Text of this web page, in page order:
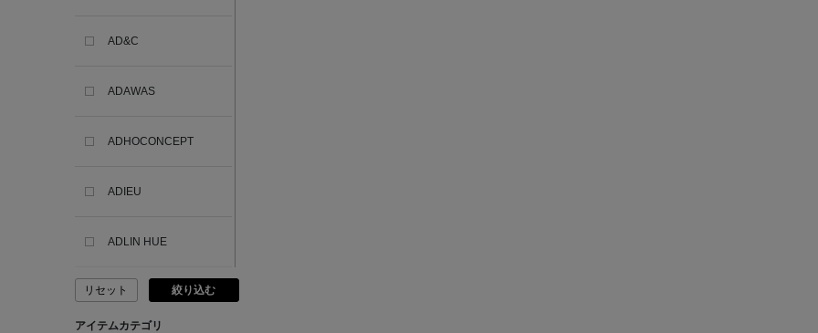
AD&C
ADAWAS
ADHOCONCEPT
ADIEU
ADLIN HUE
ADVISORY BOARD
リセット 絞り込む
アイテムカテゴリ